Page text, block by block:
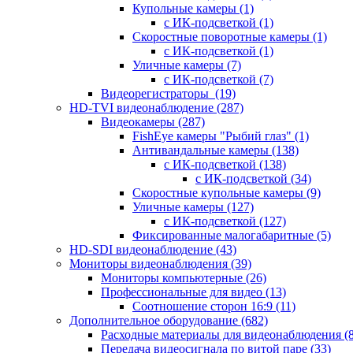
Купольные камеры (1)
с ИК-подсветкой (1)
Скоростные поворотные камеры (1)
с ИК-подсветкой (1)
Уличные камеры (7)
с ИК-подсветкой (7)
Видеорегистраторы (19)
HD-TVI видеонаблюдение (287)
Видеокамеры (287)
FishEye камеры "Рыбий глаз" (1)
Антивандальные камеры (138)
с ИК-подсветкой (138)
с ИК-подсветкой (34)
Скоростные купольные камеры (9)
Уличные камеры (127)
с ИК-подсветкой (127)
Фиксированные малогабаритные (5)
HD-SDI видеонаблюдение (43)
Мониторы видеонаблюдения (39)
Мониторы компьютерные (26)
Профессиональные для видео (13)
Соотношение сторон 16:9 (11)
Дополнительное оборудование (682)
Расходные материалы для видеонаблюдения
Передача видеосигнала по витой паре (33)